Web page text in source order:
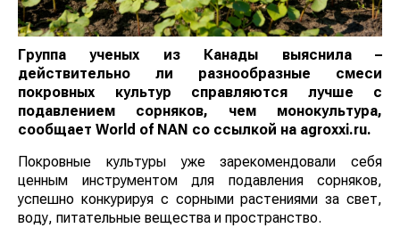
Группа ученых из Канады выяснила –
действительно ли разнообразные смеси
покровных культур справляются лучше с
подавлением сорняков, чем монокультура,
сообщает World of NAN со ссылкой на agroxxi.ru.
Покровные культуры уже зарекомендовали себя
ценным инструментом для подавления сорняков,
успешно конкурируя с сорными растениями за свет,
воду, питательные вещества и пространство.